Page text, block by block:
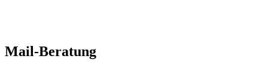
Mail-Beratung